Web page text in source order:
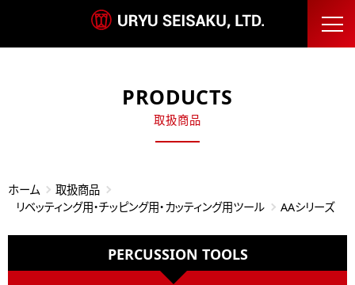
PRODUCTS
取扱商品
ホーム
取扱商品
リベッティング用・チッピング用・カッティング用ツール
AAシリーズ
PERCUSSION TOOLS